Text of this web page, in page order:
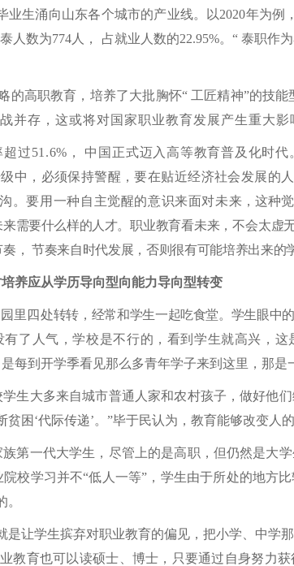
业生涌向山东各个城市的产业线。以2020年为
人数为774人， 占就业人数的22.95%。“ 泰职作
的高职教育，培养了大批胸怀“ 工匠精神”的技
并存，这或将对国家职业教育发展产生重大影
过51.6%， 中国正式迈入高等教育普及化时代
级中，必须保持警醒，要在贴近经济社会发展的
。要用一种自主觉醒的意识来面对未来，这种
需要什么样的人才。 职业教育看未来，不会太虚
， 节奏来自时代发展，否则很有可能培养出来的
培养应从学历导向型向能力导向型转变
里四处转转，经常和学生一起吃食堂。学生眼中
有了人气，学校是不行的，看到学生就高兴，这
每到开学季看见那么多青年学子来到这里，那是
学生大多来自城市普通人家和农村孩子，做好他
困‘代际传递’。”毕于民认为，教育能够改变人的
第一代大学生，尽管上的是高职，但仍然是大
校学习并不“低人一等”，学生由于所处的地方
让学生摈弃对职业教育的偏见，把小学、中学
教育也可以读硕士、博士，只要通过自身努力